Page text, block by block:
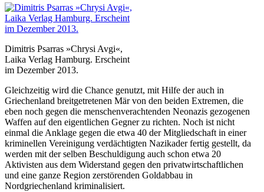
Dimitris Psarras »Chrysi Avgi«,
Laika Verlag Hamburg. Erscheint
im Dezember 2013.
Gleichzeitig wird die Chance genutzt, mit Hilfe der auch in
Griechenland breitgetretenen Mär von den beiden Extremen, die
eben noch gegen die menschenverachtenden Neonazis gezogenen
Waffen auf den eigentlichen Gegner zu richten. Noch ist nicht
einmal die Anklage gegen die etwa 40 der Mitgliedschaft in einer
kriminellen Vereinigung verdächtigten Nazikader fertig gestellt, da
werden mit der selben Beschuldigung auch schon etwa 20
Aktivisten aus dem Widerstand gegen den privatwirtschaftlichen
und eine ganze Region zerstörenden Goldabbau in
Nordgriechenland kriminalisiert.